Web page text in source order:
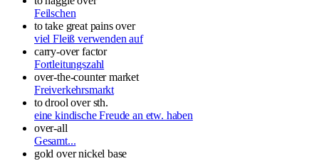
Feilschen
to take great pains over
viel Fleiß verwenden auf
carry-over factor
Fortleitungszahl
over-the-counter market
Freiverkehrsmarkt
to drool over sth.
eine kindische Freude an etw. haben
over-all
Gesamt...
gold over nickel base